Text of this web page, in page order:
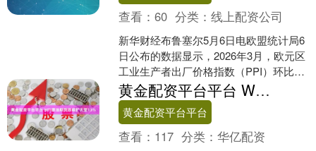
查看：60 分类：线上配资公司
新华财经布鲁塞尔5月6日电欧盟统计局6
日公布的数据显示，2026年3月，欧元区
工业生产者出厂价格指数（PPI）环比上
升3.4%。 从产品类别看，出厂价格涨幅
最高....
黄金配资平台平台 WTI原油期货跌幅扩大至13%
黄金配资平台平台
查看： 117 分类：华亿配资